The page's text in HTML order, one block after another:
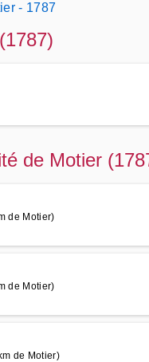
- 1787
de Motier
de Motier)
de Motier)
de Motier)